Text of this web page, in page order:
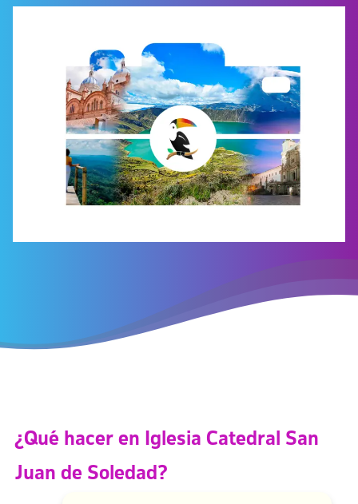
¿Qué hacer en Iglesia Catedral San
Juan de Soledad?